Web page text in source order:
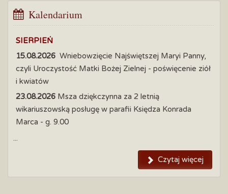
Kalendarium
SIERPIEŃ
15.08.2026 Wniebowzięcie Najświętszej Maryi Panny,
czyli Uroczystość Matki Bożej Zielnej - poświęcenie ziół
i kwiatów
23.08.2026 Msza dziękczynna za 2 letnią
wikariuszowską posługę w parafii Księdza Konrada
Marca - g. 9.00
...
Czytaj więcej